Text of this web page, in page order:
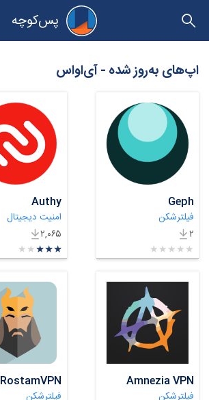
پس‌کوچه
حریم خصوصی
اپ‌های به‌روز شده - آی‌اواس
Geph
فیلترشکن
۲
★★★★★
★
★
★
★
★
Authy
امنیت دیجیتال
۲,۰۶۵
★★★★★
★
★
★
★
★
Amnezia VPN
فیلترشکن
RostamVPN
فیلترشکن